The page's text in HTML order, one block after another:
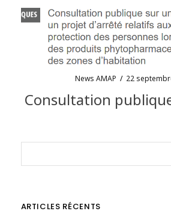
News AMAP / 22
Consultation
ARTICLES RÉCENTS